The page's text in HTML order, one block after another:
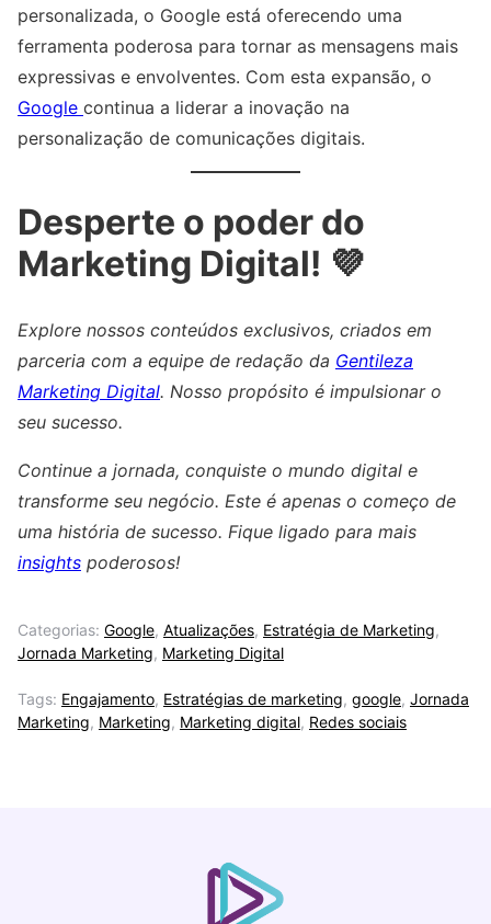
personalizada, o Google está oferecendo uma
ferramenta poderosa para tornar as mensagens mais
expressivas e envolventes. Com esta expansão, o
Google continua a liderar a inovação na
personalização de comunicações digitais.
Desperte o poder do
Marketing Digital! 💜
Explore nossos conteúdos exclusivos, criados em
parceria com a equipe de redação da Gentileza
Marketing Digital. Nosso propósito é impulsionar o
seu sucesso.
Continue a jornada, conquiste o mundo digital e
transforme seu negócio. Este é apenas o começo de
uma história de sucesso. Fique ligado para mais
insights poderosos!
Categorias: Google, Atualizações, Estratégia de Marketing,
Jornada Marketing, Marketing Digital
Tags: Engajamento, Estratégias de marketing, google, Jornada
Marketing, Marketing, Marketing digital, Redes sociais